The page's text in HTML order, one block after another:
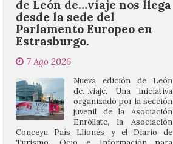
Estrasburgo.
7 Ago 2026
Nueva edición de León
juvenil de la Asociación
Enróllate, la Asociación
Conceyu País Llionés y el Diario de
Turismo, Ocio e Información para
jóvenes “Enredando.info”. . La
decimoctava fotografía de León de…viaje
nos […]